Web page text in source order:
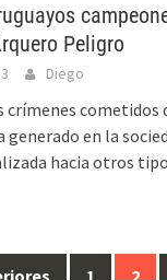
Peligro
Diego
crímenes cometidos
en la
hacia otros